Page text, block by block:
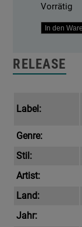
Vorrätig
Every
Menge
In den
RELEASE
Label:
Genre:
Stil:
Artist:
Land:
Jahr: